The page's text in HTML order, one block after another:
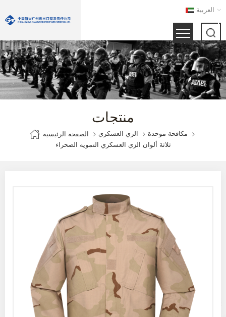
العربية
منتجات
الصفحة الرئيسية الزي العسكري
مكافحة موحدة
ثلاثة ألوان الزي العسكري التمويه الصحراء